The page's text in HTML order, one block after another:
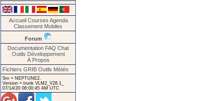
Accueil Courses Agenda
Classement Mobiles
Forum
Documentation FAQ Chat
Outils Développement
A Propos
Fichiers GRIB Outils Météo
Srv = NEPTUNE2.
Version = trunk VLM2_V28.1_
07/14/20 08:00:45 AM UTC